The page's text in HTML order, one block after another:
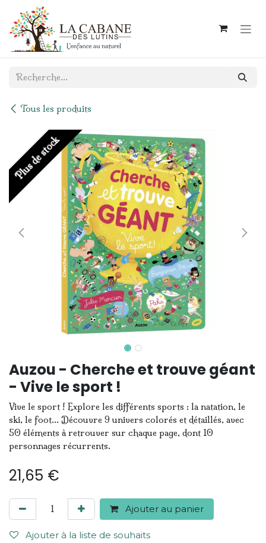
Se rendre au contenu
Tous les produits
Plus de stock
Auzou - Cherche et trouve géant
- Vive le sport !
Vive le sport ! Explore les différents sports : la natation, le
ski, le foot... Découvre 9 univers colorés et détaillés, avec
50 éléments à retrouver sur chaque page, dont 10
personnages récurrents.
21,65 €
Ajouter au panier
Ajouter à la liste de souhaits